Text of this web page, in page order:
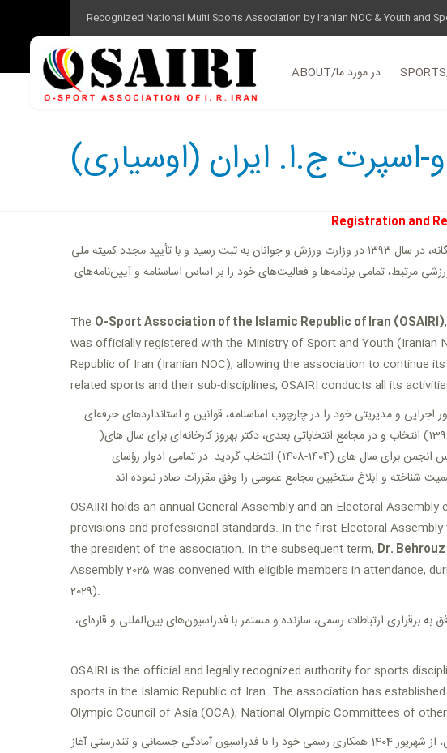
Recognized National Multi Sports Association by Iranian NOC & Youth and
ABOUT/در مورد ما
ج.ا. ایران (اوسیاری)
Registration and
)، پس از ارتقاء ساختاری و ریبرندینگ از یک کمیته، به انجمن چندورزشی / چندگانه، در سال ۱۳۹۳ در وزارت ورزش و جوانان به ثبت رسید و با تأیید مجدد کمیته ملی
مرتبط، تمامی برنامه‌ها و فعالیت‌های خود را بر اساس اساسنامه و آیین‌نامه‌های
The O-Sport Association of the Islamic Republic of Iran (OSAIRI)
was officially registered with the Ministry of Sport and Youth
Republic of Iran (Iranian NOC), allowing the association to continue
related sports and their sub-disciplines, OSAIRI conducts all its
و مدیریتی خود را در چارچوب اساسنامه، قوانین و استانداردهای حرفه‌ای
در نخستین دوره انتخاباتی پس از تأسیس، دکتر محمدقاسم منوچهری به‌عنوان رئیس انجمن برای سال های (1392-1396) انتخاب و در مجامع انتخاباتی بعدی، دکتر بهروز کارخانه‌ای برای سال های(
. در تمامی ادوار رؤسای
شناخته و ابلاغ منتخبین مجامع عمومی را وفق مقررات صادر نموده اند.
OSAIRI holds an annual General Assembly and an Electoral
provisions and professional standards. In the first Electoral
the president of the association. In the subsequent term, Dr.
Assembly 2025 was convened with eligible members in attendance,
2029).
برقراری ارتباطات رسمی، سازنده و مستمر با فدراسیون‌های بین‌المللی و قاره‌ای،
OSAIRI is the official and legally recognized authority for sports
sports in the Islamic Republic of Iran. The association has
Olympic Council of Asia (OCA), National Olympic Committees of
این انجمن، براساس قانون اهداف و وظایف وزارت ورزش و جوانان، پس از پایان همکاری با فدراسیون انجمن‌های ورزش‌های رزمی، از شهریور 1404 همکاری رسمی خود را با فدراسیون آمادگی جسمانی و تندرستی آغاز